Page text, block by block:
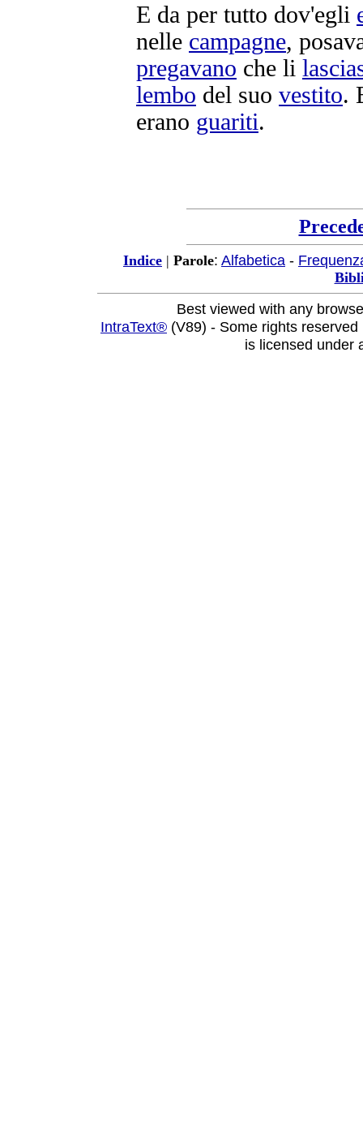
E da per tutto dov'egli
nelle campagne,
pregavano che li
lembo del suo vestito.
erano guariti.
Indice | Parole: Alfabetica -
Best viewed with any
IntraText® (V89) - Some rights
is licensed under